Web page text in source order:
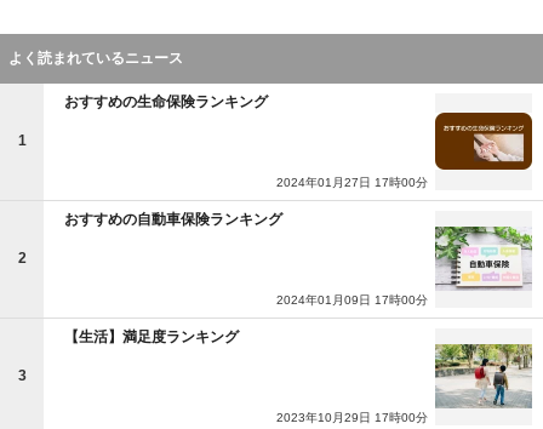
よく読まれているニュース
1
おすすめの生命保険ランキング
2024年01月27日 17時00分
2
おすすめの自動車保険ランキング
2024年01月09日 17時00分
3
【生活】満足度ランキング
2023年10月29日 17時00分